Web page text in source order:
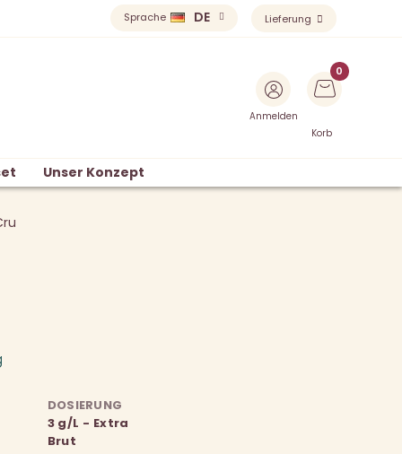
Sprache DE Lieferung
Anmelden
Korb
Unser Konzept
DOSIERUNG
3 g/L - Extra
Brut